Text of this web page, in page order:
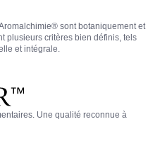
sont botaniquement et
plusieurs critères bien définis, tels
et intégrale.
Une qualité reconnue à